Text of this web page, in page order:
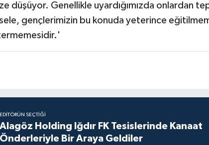
düşüyor. Genellikle uyardığımızda onlardan
gençlerimizin bu konuda yeterince
EDITÖRÜN SEÇTIĞI
Alagöz Holding Iğdır FK Tesislerinde Kanaat
Önderleriyle Bir Araya Geldiler